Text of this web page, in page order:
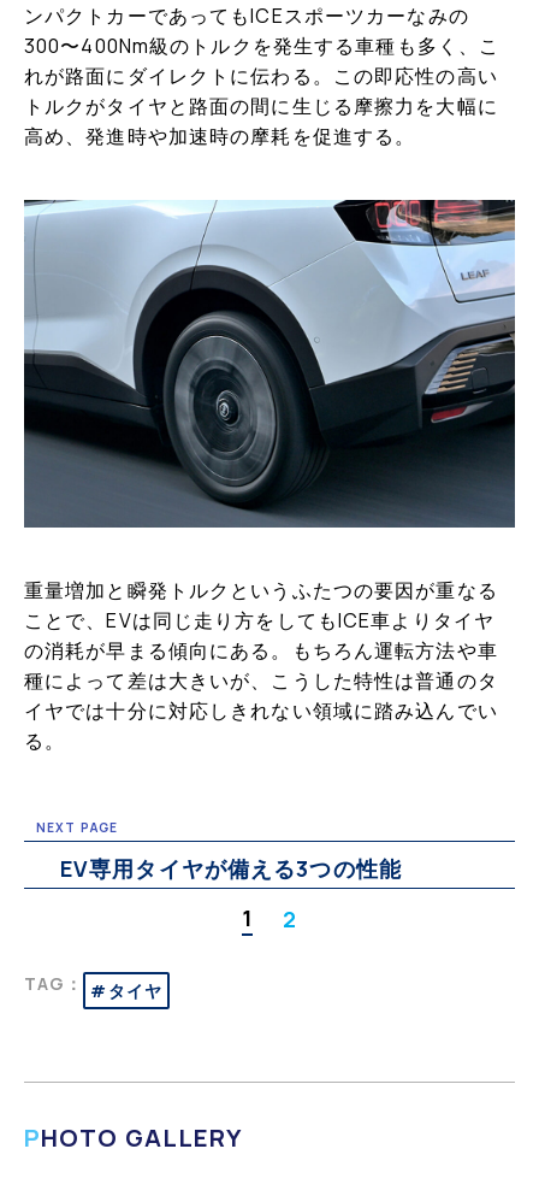
ンパクトカーであってもICEスポーツカーなみの
300〜400Nm級のトルクを発生する車種も多く、こ
れが路面にダイレクトに伝わる。この即応性の高い
トルクがタイヤと路面の間に生じる摩擦力を大幅に
高め、発進時や加速時の摩耗を促進する。
重量増加と瞬発トルクというふたつの要因が重なる
ことで、EVは同じ走り方をしてもICE車よりタイヤ
の消耗が早まる傾向にある。もちろん運転方法や車
種によって差は大きいが、こうした特性は普通のタ
イヤでは十分に対応しきれない領域に踏み込んでい
る。
NEXT PAGE
EV専用タイヤが備える3つの性能
1
2
TAG： #タイヤ
PHOTO GALLERY